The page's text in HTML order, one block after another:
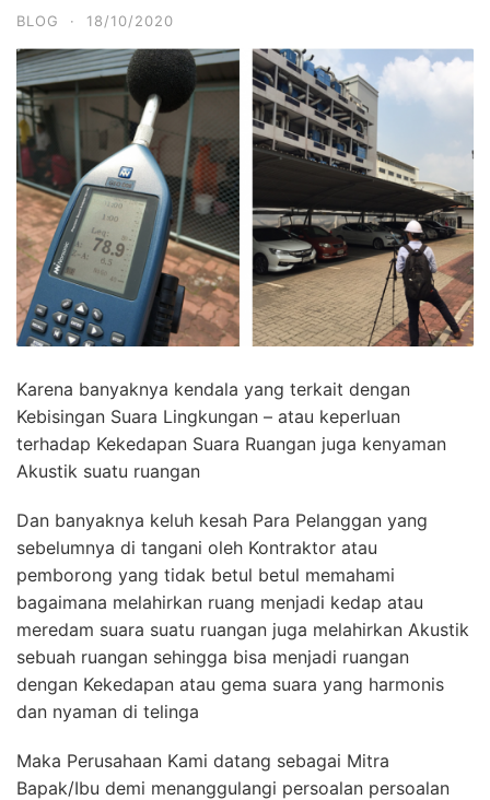
BLOG · 18/10/2020
Karena banyaknya kendala yang terkait dengan
Kebisingan Suara Lingkungan – atau keperluan
terhadap Kekedapan Suara Ruangan juga kenyaman
Akustik suatu ruangan
Dan banyaknya keluh kesah Para Pelanggan yang
sebelumnya di tangani oleh Kontraktor atau
pemborong yang tidak betul betul memahami
bagaimana melahirkan ruang menjadi kedap atau
meredam suara suatu ruangan juga melahirkan Akustik
sebuah ruangan sehingga bisa menjadi ruangan
dengan Kekedapan atau gema suara yang harmonis
dan nyaman di telinga
Maka Perusahaan Kami datang sebagai Mitra
Bapak/Ibu demi menanggulangi persoalan persoalan